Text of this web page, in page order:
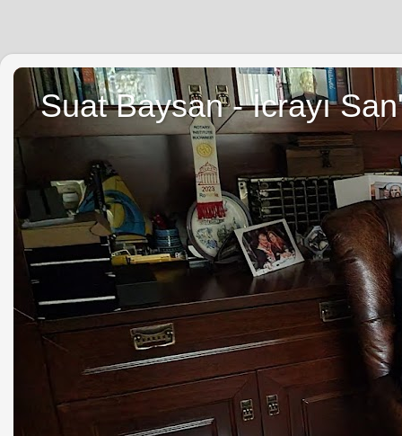
Suat Baysan - İcrayı